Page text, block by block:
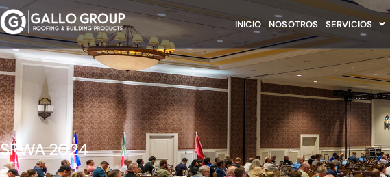
INICIO NOSOTROS SERVICIOS
SRWA 2024